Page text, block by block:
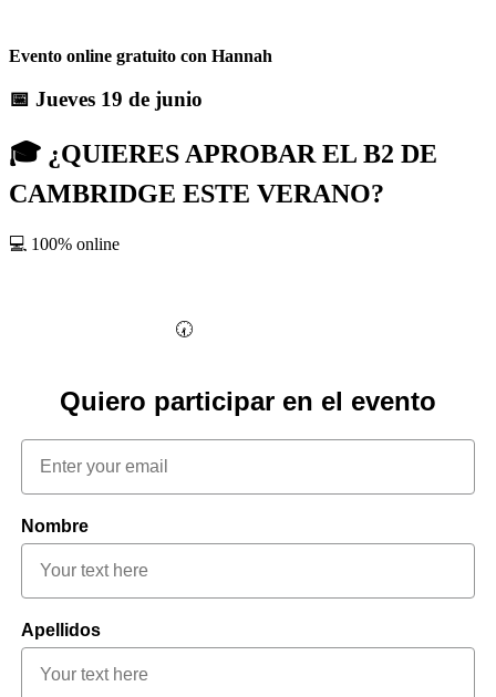
Evento online gratuito con Hannah
📅 Jueves 19 de junio
🎓 ¿QUIERES APROBAR EL B2 DE
CAMBRIDGE ESTE VERANO?
💻 100% online
🕢
Quiero participar en el evento
Email
Nombre
Apellidos